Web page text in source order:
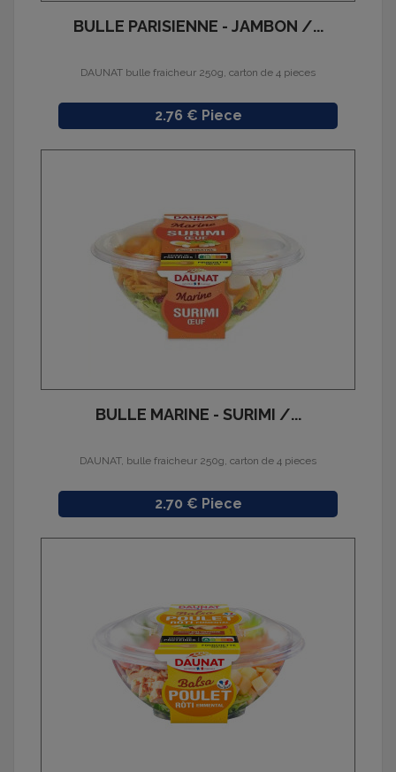
BULLE PARISIENNE - JAMBON /...
DAUNAT bulle fraicheur 250g, carton de 4 pieces
Prix
2.76 € Piece
BULLE MARINE - SURIMI /...
DAUNAT, bulle fraicheur 250g, carton de 4 pieces
Prix
2.70 € Piece